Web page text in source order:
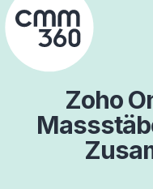
Skip
to
content
Zoho